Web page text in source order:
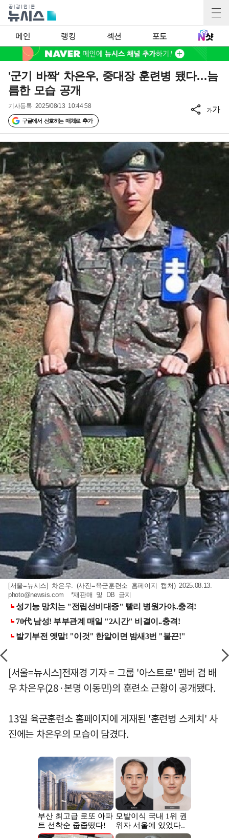
메인 랭킹 섹션 포토
'군기 바짝' 차은우, 중대장 훈련병 됐다…늠
름한 모습 공개
기사등록 2025/08/13 10:44:58
구글에서 선호하는 매체로 추가
가가
[서울=뉴시스] 차은우. (사진=육군훈련소 홈페이지 캡처) 2025.08.13.
photo@newsis.com *재판매 및 DB 금지
[서울=뉴시스]전재경 기자 = 그룹 '아스트로' 멤버 겸 배
우 차은우(28·본명 이동민)의 훈련소 근황이 공개됐다.
13일 육군훈련소 홈페이지에 게재된 '훈련병 스케치' 사
진에는 차은우의 모습이 담겼다.